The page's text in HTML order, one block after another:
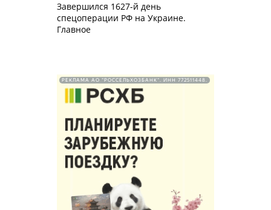
Завершился 1627-й день
спецоперации РФ на Украине.
Главное
РЕКЛАМА АО "РОССЕЛЬХОЗБАНК". ИНН 772511448.